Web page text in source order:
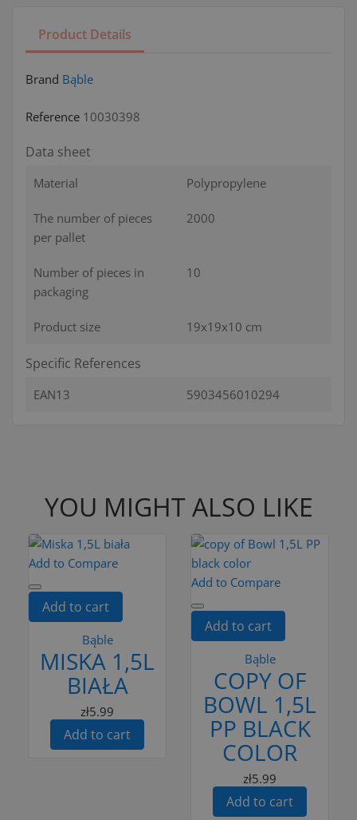
Product Details
Brand Bąble
Reference 10030398
Data sheet
Material Polypropylene
The number of pieces
per pallet
2000
Number of pieces in
packaging
10
Product size 19x19x10 cm
Specific References
EAN13 5903456010294
YOU MIGHT ALSO LIKE
Add to Compare
Add to cart
Bąble
MISKA 1,5L
BIAŁA
zł5.99
Add to cart
Add to Compare
Add to cart
Bąble
COPY OF
BOWL 1,5L
PP BLACK
COLOR
zł5.99
Add to cart